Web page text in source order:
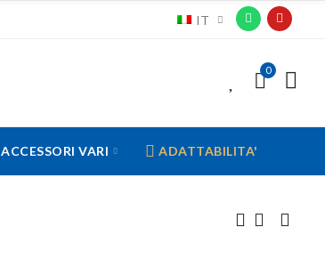
IT
0
ACCESSORI VARI ADATTABILITA'